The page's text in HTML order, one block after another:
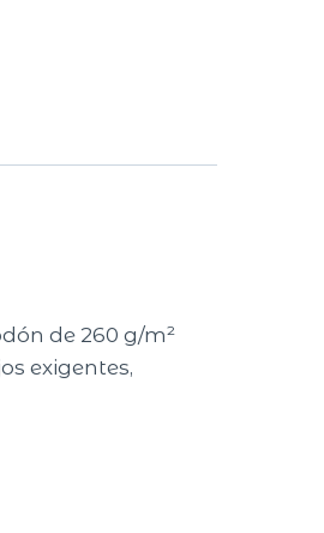
de 260 g/m²
exigentes,